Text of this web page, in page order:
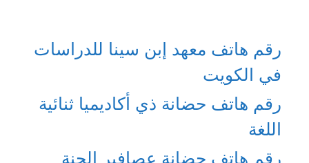
رقم هاتف معهد إبن سينا للدراسات
في الكويت
رقم هاتف حضانة ذي أكاديميا ثنائية
اللغة
رقم هاتف حضانة عصافير الجنة